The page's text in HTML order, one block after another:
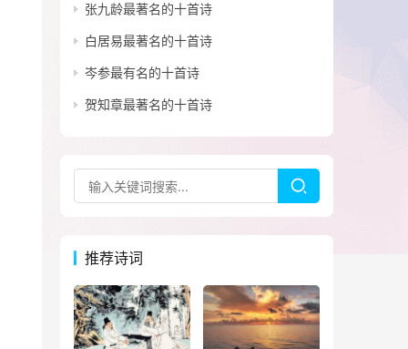
张九龄最著名的十首诗
白居易最著名的十首诗
岑参最有名的十首诗
贺知章最著名的十首诗
推荐诗词